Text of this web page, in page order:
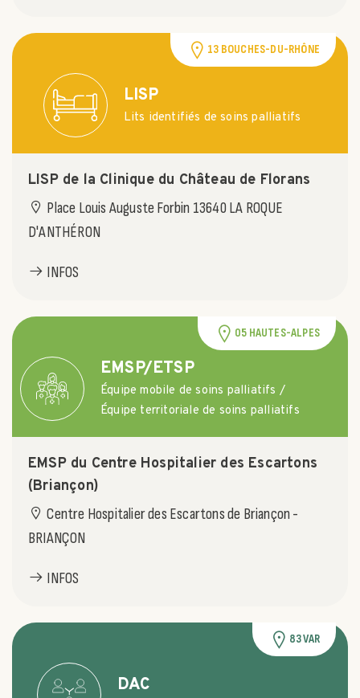
LISP
Lits identifiés de soins palliatifs
13 BOUCHES-DU-RHÔNE
LISP de la Clinique du Château de Florans
Place Louis Auguste Forbin 13640 LA ROQUE
D'ANTHÉRON
INFOS
EMSP/ETSP
Équipe mobile de soins palliatifs /
Équipe territoriale de soins palliatifs
05 HAUTES-ALPES
EMSP du Centre Hospitalier des Escartons
(Briançon)
Centre Hospitalier des Escartons de Briançon -
BRIANÇON
INFOS
DAC
83 VAR